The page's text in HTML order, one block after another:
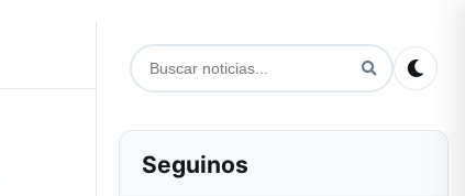
Seguinos